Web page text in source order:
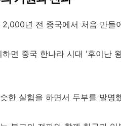
2,000년 전 중국에서 처음 만들
하면 중국 한나라 시대 '후이난
한 실험을 하면서 두부를 발명